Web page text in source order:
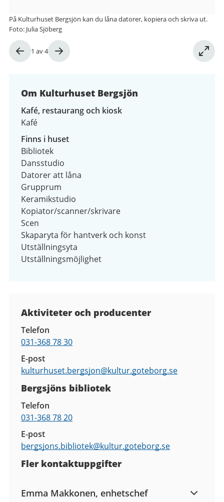
Bild
1 av4
På Kulturhuset Bergsjön kan du låna datorer, kopiera och skriva ut.
Foto: Julia Sjöberg
Om Kulturhuset Bergsjön
Kafé, restaurang och kiosk
Kafé
Finns i huset
Bibliotek
Dansstudio
Datorer att låna
Grupprum
Keramikstudio
Kopiator/scanner/skrivare
Scen
Skaparyta för hantverk och konst
Utställningsyta
Utställningsmöjlighet
Aktiviteter och producenter
Telefon
031-368 78 30
E-post
kulturhuset.bergsjon@kultur.goteborg.se
Bergsjöns bibliotek
Telefon
031-368 78 20
E-post
bergsjons.bibliotek@kultur.goteborg.se
Fler kontaktuppgifter
Emma Makkonen, enhetschef